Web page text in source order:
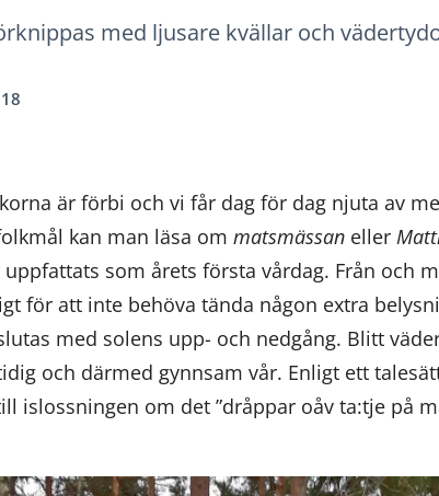
med ljusare kvällar och
är förbi och vi får dag för dag njuta av
kan man läsa om matsmässaneller
som årets första vårdag. Från och
för att inte behöva tända någon extra
med solens upp- och nedgång. Blitt
och därmed gynnsam vår. Enligt ett
islossningen om det ”dråppar oåv ta:tje på